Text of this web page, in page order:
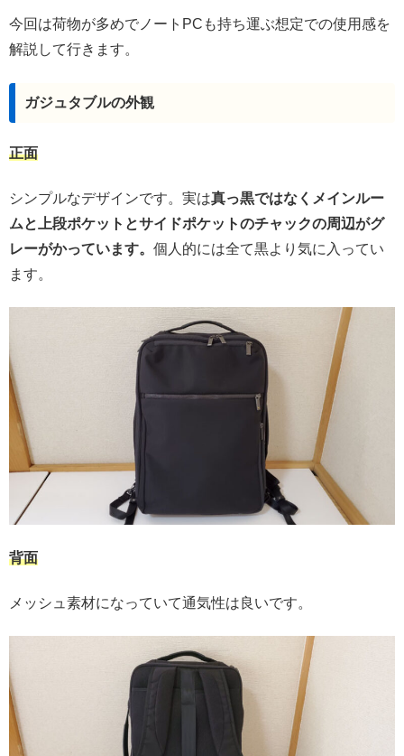
今回は荷物が多めでノートPCも持ち運ぶ想定での使用感を
解説して行きます。
ガジュタブルの外観
正面
シンプルなデザインです。実は真っ黒ではなくメインルー
ムと上段ポケットとサイドポケットのチャックの周辺がグ
レーがかっています。 個人的には全て黒より気に入ってい
ます。
背面
メッシュ素材になっていて通気性は良いです。